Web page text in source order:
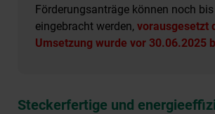
Förderungsanträge können noch
eingebracht werden, vorausgesetzt
Umsetzung wurde vor 30.06.2025
Steckerfertige und